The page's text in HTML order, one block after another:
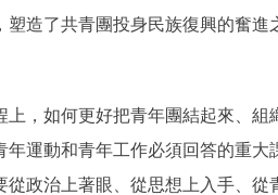
塑造了共青團投身民族復興的奮
如何更好把青年團結起來、組
年運動和青年工作必須回答的重
政治上著眼、從思想上入手、